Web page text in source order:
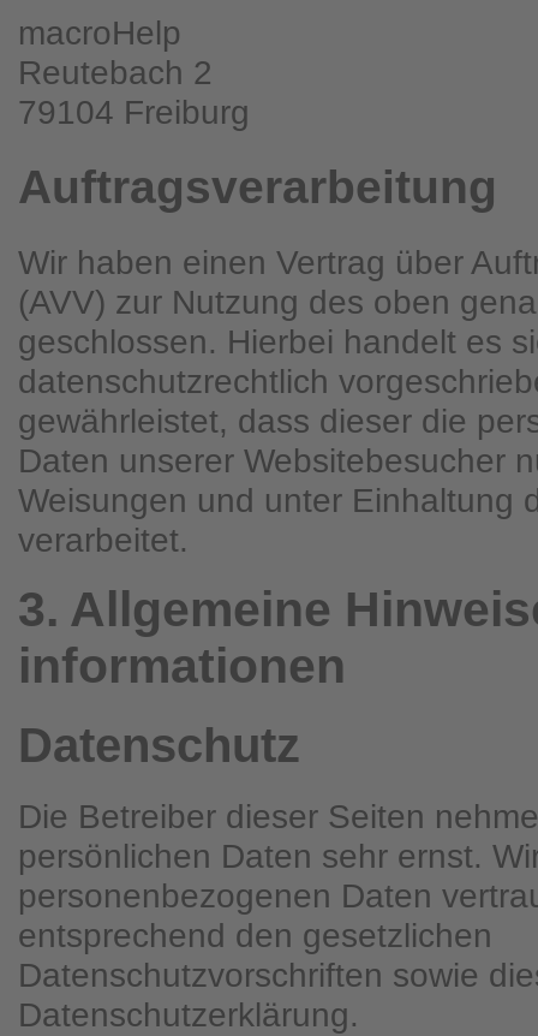
macroHelp
Reutebach 2
79104 Freiburg
Auftragsverarbeitung
Wir haben einen Vertrag über
(AVV) zur Nutzung des oben
geschlossen. Hierbei handelt es
datenschutzrechtlich
gewährleistet, dass dieser die
Daten unserer Websitebesucher
Weisungen und unter Einhaltung
verarbeitet.
3. Allgemeine
informationen
Datenschutz
Die Betreiber dieser Seiten
persönlichen Daten sehr ernst.
personenbezogenen Daten
entsprechend den gesetzlichen
Datenschutzvorschriften sowie
Datenschutzerklärung.